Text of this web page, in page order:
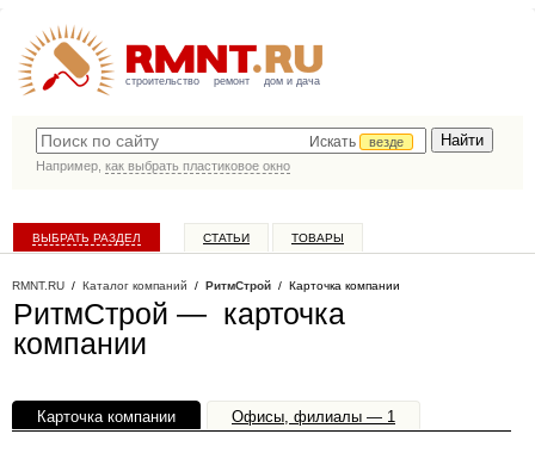
строительство ремонт дом и дача
Искать
везде
Например, как выбрать пластиковое окно
ВЫБРАТЬ РАЗДЕЛ СТАТЬИ ТОВАРЫ
RMNT.RU / Каталог компаний / РитмСтрой / Карточка компании
РитмСтрой — карточка
компании
Карточка компании Офисы, филиалы — 1